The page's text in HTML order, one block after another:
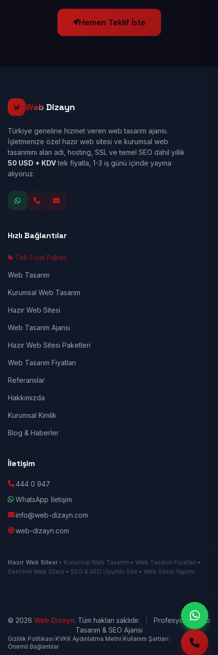
Hemen Teklif İste
Web Dizayn
Türkiye geneline hizmet veren web tasarım ajansı.
İşletmenize özel hazır web sitesi ve kurumsal web
tasarımını alan adı, hosting, SSL ve temel SEO dahil yıllık
50 USD + KDVtek fiyatla, 1-3 iş günü içinde yayına
alıyoruz.
Hızlı Bağlantılar
Tek Fiyat Paketi
Web Tasarım
Kurumsal Web Tasarım
Hazır Web Sitesi
Web Tasarım Ajansı
Hazır Web Sitesi Paketleri
Web Tasarım Fiyatları
Referanslar
Hakkımızda
Kurumsal Kimlik
Blog & Haberler
İletişim
444 0 947
WhatsApp İletişim
info@web-dizayn.com
web-dizayn.com
Hazır Web Sitesi • Kurumsal Web Tasarım • Web Tasarım Fiyatları •
Sektörel Web Sitesi • SEO & AEO Uyumlu Site • Web Sitesi Yapımı
© 2026 Web Dizayn. Tüm hakları saklıdır.
Profesyonel Web
Tasarım & SEO Ajansı
Gizlilik Politikası KVKK Aydınlatma Metni Kullanım Şartları
Önemli Bağlantılar